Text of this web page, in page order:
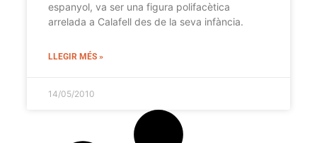
espanyol, va ser una figura polifacètica
arrelada a Calafell des de la seva infància.
LLEGIR MÉS »
14/05/2010